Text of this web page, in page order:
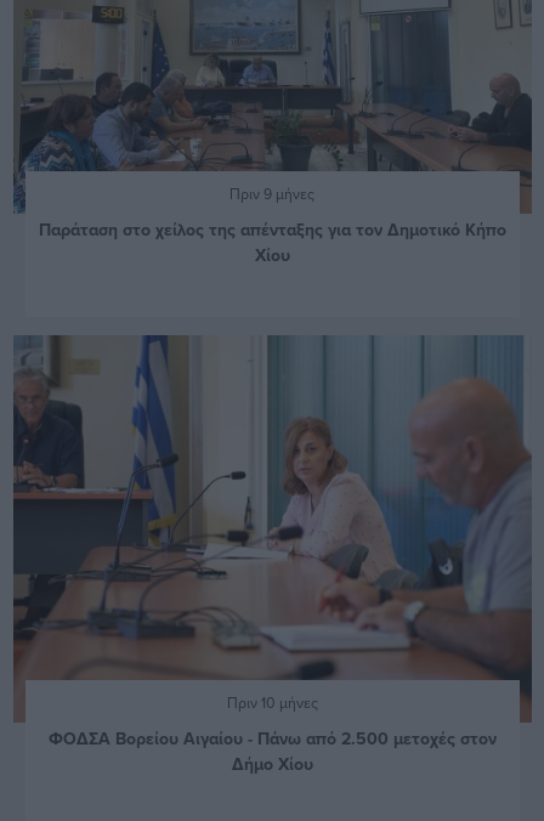
Πριν 9 μήνες
Παράταση στο χείλος της απένταξης για τον Δημοτικό Κήπο
Χίου
Πριν 10 μήνες
ΦΟΔΣΑ Βορείου Αιγαίου - Πάνω από 2.500 μετοχές στον
Δήμο Χίου